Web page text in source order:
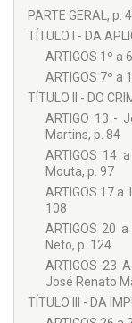
graduação
Federal
da 4ª. Região.
da Justiça e
Estados do
Direito
União Ibero-
Editora Juruá.
CONSINTER.
formadora pela
(2023).
Estado do Paraná.
1666.
COLABORADORES:
Adilor Danieli
Adriana Passos
Adriano Menechini
Aicha de
Alender Max de
PARTE GERAL, p.
TÍTULO I - DA
ARTIGOS 1º a
ARTIGOS 7º a
TÍTULO II - DO
ARTIGO 13 -
Martins, p. 84
ARTIGOS 14
Mouta, p. 97
ARTIGOS 17 a
108
ARTIGOS 20
Neto, p. 124
ARTIGOS 23
José Renato
TÍTULO III - DA